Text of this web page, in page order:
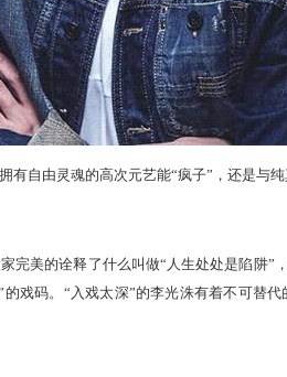
自由灵魂的高次元艺能“疯子”，还是与
美的诠释了什么叫做“人生处处是陷阱
戏码。“入戏太深”的李光洙有着不可替